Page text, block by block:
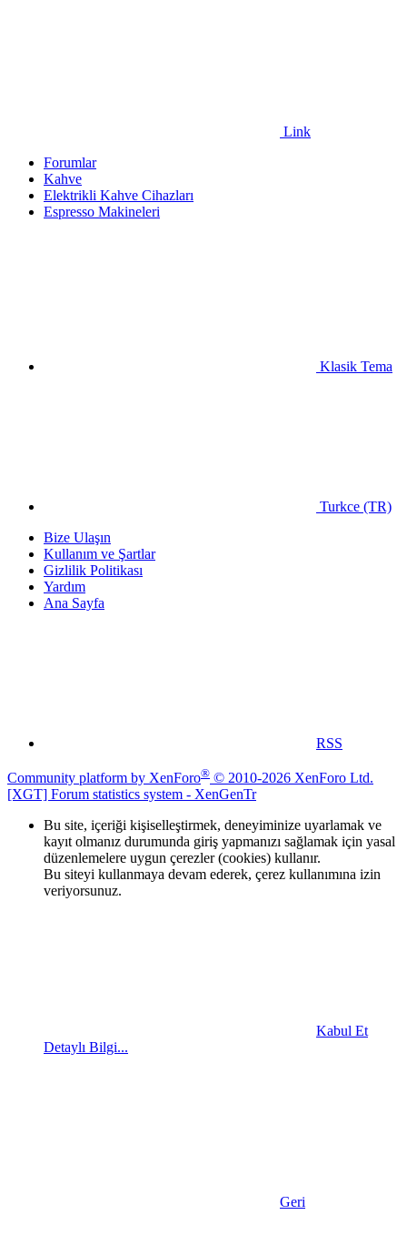
Link
Forumlar
Kahve
Elektrikli Kahve Cihazları
Espresso Makineleri
Klasik Tema
Turkce (TR)
Bize Ulaşın
Kullanım ve Şartlar
Gizlilik Politikası
Yardım
Ana Sayfa
RSS
Community platform by XenForo® © 2010-2026 XenForo Ltd.
[XGT] Forum statistics system - XenGenTr
Bu site, içeriği kişiselleştirmek, deneyiminize uyarlamak ve
kayıt olmanız durumunda giriş yapmanızı sağlamak için yasal
düzenlemelere uygun çerezler (cookies) kullanır.
Bu siteyi kullanmaya devam ederek, çerez kullanımına izin
veriyorsunuz.
Kabul Et
Detaylı Bilgi...
Geri